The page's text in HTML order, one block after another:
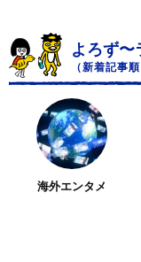
よろず〜
（新着記事順
海外エンタメ